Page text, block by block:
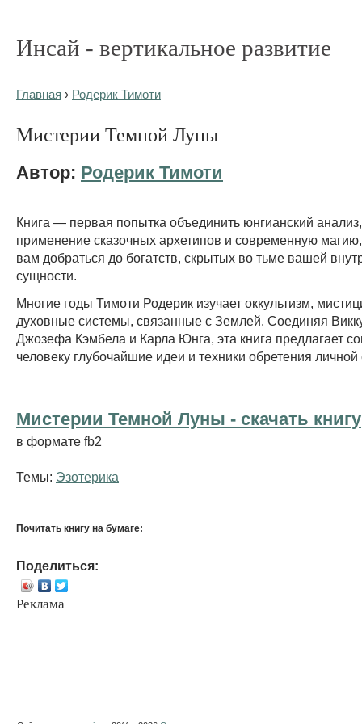
Инсай - вертикальное развитие
Главная › Родерик Тимоти
Мистерии Темной Луны
Автор: Родерик Тимоти
Книга — первая попытка объединить юнгианский
применение сказочных архетипов и современную
вам добраться до богатств, скрытых во тьме вашей
сущности.
Многие годы Тимоти Родерик изучает оккультизм,
духовные системы, связанные с Землей. Соединяя
Джозефа Кэмбела и Карла Юнга, эта книга предлагает
человеку глубочайшие идеи и техники обретения
Мистерии Темной Луны - cкачать книгу
в формате fb2
Темы: Эзотерика
Почитать книгу на бумаге:
Поделиться:
Реклама